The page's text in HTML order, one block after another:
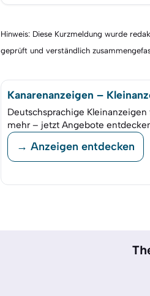
Hinweis: Diese Kurzmeldung wurde
geprüft und verständlich
Kanarenanzeigen –
Deutschsprachige
mehr – jetzt Angebote
→ Anzeigen entdecken